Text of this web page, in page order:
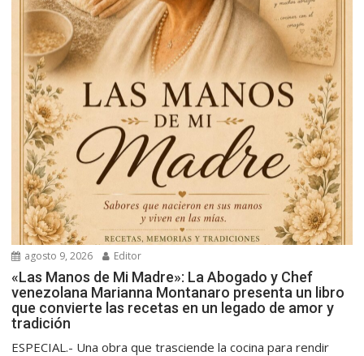
agosto 9, 2026 Editor
«Las Manos de Mi Madre»: La Abogado y Chef
venezolana Marianna Montanaro presenta un libro
que convierte las recetas en un legado de amor y
tradición
ESPECIAL.- Una obra que trasciende la cocina para rendir